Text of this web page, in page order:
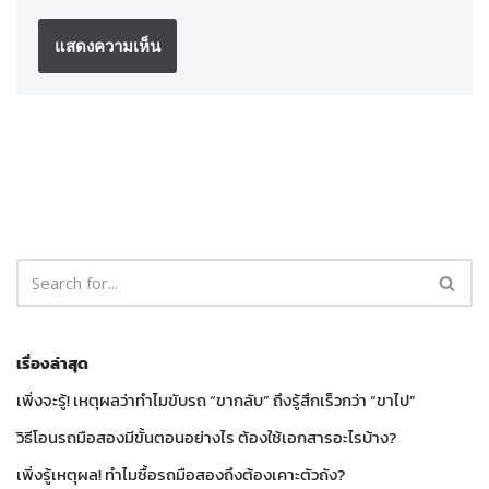
เรื่องล่าสุด
เพิ่งจะรู้! เหตุผลว่าทำไมขับรถ “ขากลับ” ถึงรู้สึกเร็วกว่า “ขาไป”
วิธีโอนรถมือสองมีขั้นตอนอย่างไร ต้องใช้เอกสารอะไรบ้าง?
เพิ่งรู้เหตุผล! ทำไมซื้อรถมือสองถึงต้องเคาะตัวถัง?